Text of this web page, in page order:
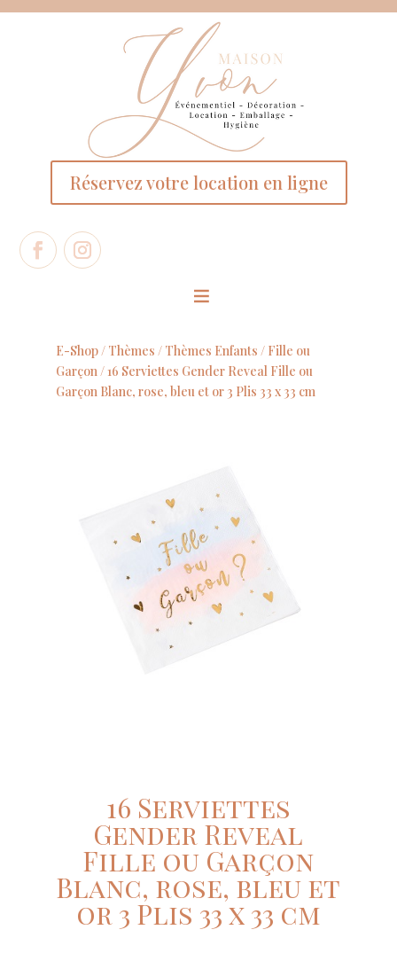
Réservez votre location en ligne
E-Shop / Thèmes / Thèmes Enfants / Fille ou
Garçon/ 16 Serviettes Gender Reveal Fille ou
Garçon Blanc, rose, bleu et or 3 Plis 33 x 33 cm
16 Serviettes
Gender Reveal
Fille ou Garçon
Blanc, rose, bleu et
or 3 Plis 33 x 33 cm
Panneau de gestion des cookies